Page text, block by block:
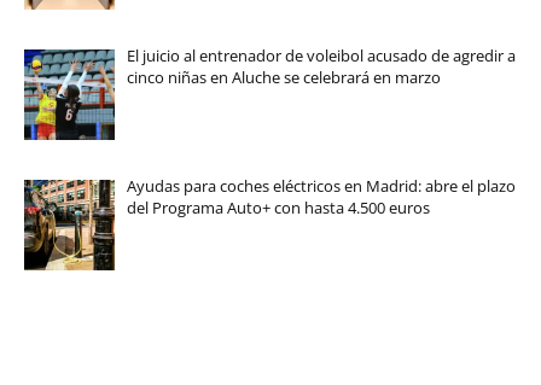
El juicio al entrenador de voleibol acusado de agredir a
cinco niñas en Aluche se celebrará en marzo
Ayudas para coches eléctricos en Madrid: abre el plazo
del Programa Auto+ con hasta 4.500 euros